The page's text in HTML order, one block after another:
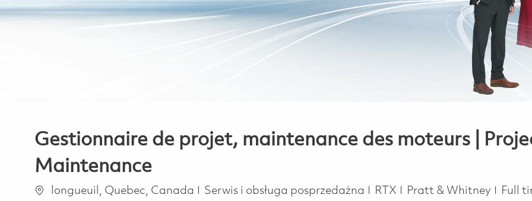
Gestionnaire de projet, maintenance des moteurs |
Maintenance
Lokalizacja
longueuil, Quebec, Canada Kategoria
Serwis i obsługa posprzedażna RTX Pratt & Whitney Job
Full